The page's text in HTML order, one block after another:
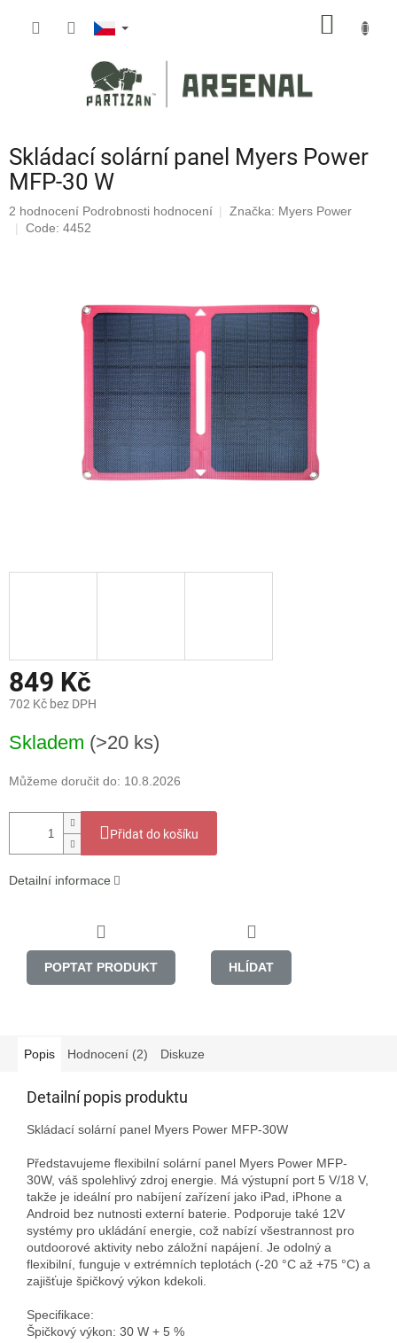
Skládací solární panel Myers Power
MFP-30 W
Průměrné
hodnocení
2 hodnocení Podrobnosti hodnocení Značka: Myers Power
Code: 4452
849 Kč
702 Kč bez DPH
cena:
Skladem (>20 ks)
Můžeme doručit do: 10.8.2026
Přidat do košíku
Detailní informace
POPTAT PRODUKT HLÍDAT
Popis Hodnocení (2) Diskuze
Detailní popis produktu
Skládací solární panel Myers Power MFP-30W
Představujeme flexibilní solární panel Myers Power MFP-
30W, váš spolehlivý zdroj energie. Má výstupní port 5 V/18 V,
takže je ideální pro nabíjení zařízení jako iPad, iPhone a
Android bez nutnosti externí baterie. Podporuje také 12V
systémy pro ukládání energie, což nabízí všestrannost pro
outdoorové aktivity nebo záložní napájení. Je odolný a
flexibilní, funguje v extrémních teplotách (-20 °C až +75 °C) a
zajišťuje špičkový výkon kdekoli.
Specifikace:
Špičkový výkon: 30 W + 5 %